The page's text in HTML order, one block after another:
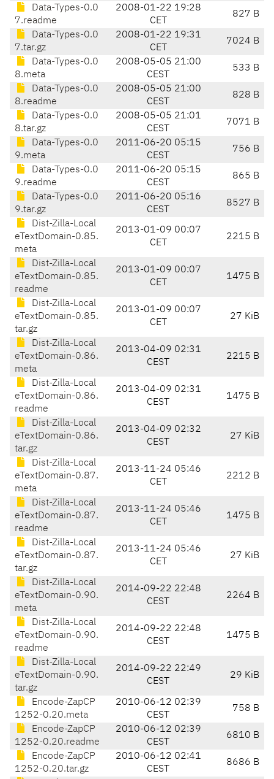
Data-Types-0.0
7.readme
2008-01-22 19:28
CET
827 B
Data-Types-0.0
7.tar.gz
2008-01-22 19:31
CET
7024 B
Data-Types-0.0
8.meta
2008-05-05 21:00
CEST
533 B
Data-Types-0.0
8.readme
2008-05-05 21:00
CEST
828 B
Data-Types-0.0
8.tar.gz
2008-05-05 21:01
CEST
7071 B
Data-Types-0.0
9.meta
2011-06-20 05:15
CEST
756 B
Data-Types-0.0
9.readme
2011-06-20 05:15
CEST
865 B
Data-Types-0.0
9.tar.gz
2011-06-20 05:16
CEST
8527 B
Dist-Zilla-Local
eTextDomain-0.85.
meta
2013-01-09 00:07
CET
2215 B
Dist-Zilla-Local
eTextDomain-0.85.
readme
2013-01-09 00:07
CET
1475 B
Dist-Zilla-Local
eTextDomain-0.85.
tar.gz
2013-01-09 00:07
CET
27 KiB
Dist-Zilla-Local
eTextDomain-0.86.
meta
2013-04-09 02:31
CEST
2215 B
Dist-Zilla-Local
eTextDomain-0.86.
readme
2013-04-09 02:31
CEST
1475 B
Dist-Zilla-Local
eTextDomain-0.86.
tar.gz
2013-04-09 02:32
CEST
27 KiB
Dist-Zilla-Local
eTextDomain-0.87.
meta
2013-11-24 05:46
CET
2212 B
Dist-Zilla-Local
eTextDomain-0.87.
readme
2013-11-24 05:46
CET
1475 B
Dist-Zilla-Local
eTextDomain-0.87.
tar.gz
2013-11-24 05:46
CET
27 KiB
Dist-Zilla-Local
eTextDomain-0.90.
meta
2014-09-22 22:48
CEST
2264 B
Dist-Zilla-Local
eTextDomain-0.90.
readme
2014-09-22 22:48
CEST
1475 B
Dist-Zilla-Local
eTextDomain-0.90.
tar.gz
2014-09-22 22:49
CEST
29 KiB
Encode-ZapCP
1252-0.20.meta
2010-06-12 02:39
CEST
758 B
Encode-ZapCP
1252-0.20.readme
2010-06-12 02:39
CEST
6810 B
Encode-ZapCP
1252-0.20.tar.gz
2010-06-12 02:41
CEST
8686 B